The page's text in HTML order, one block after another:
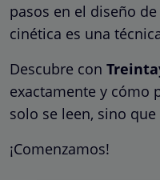
pasos en el diseño
cinética es una
Descubre con
exactamente y cómo
solo se leen, sino
¡Comenzamos!